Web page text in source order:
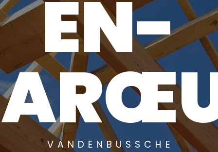
EN-
VANDENBUSSCHE